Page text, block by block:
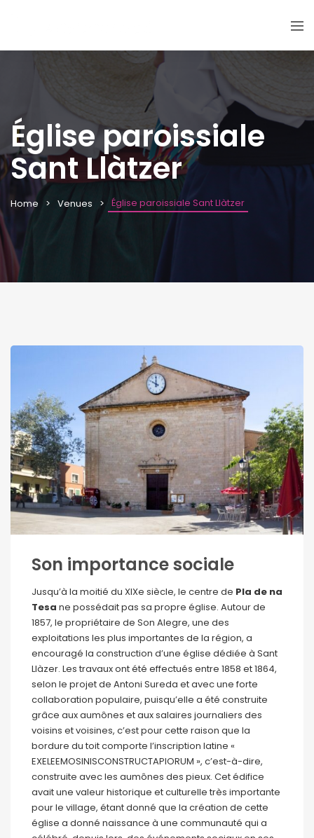
Église paroissiale
Sant Llàtzer
Home Venues Église paroissiale Sant Llàtzer
Son importance sociale
Jusqu’à la moitié du XIXe siècle, le centre de Pla de na
Tesa ne possédait pas sa propre église. Autour de
1857, le propriétaire de Son Alegre, une des
exploitations les plus importantes de la région, a
encouragé la construction d’une église dédiée à Sant
Llàzer. Les travaux ont été effectués entre 1858 et 1864,
selon le projet de Antoni Sureda et avec une forte
collaboration populaire, puisqu’elle a été construite
grâce aux aumônes et aux salaires journaliers des
voisins et voisines, c’est pour cette raison que la
bordure du toit comporte l’inscription latine «
EXELEEMOSINISCONSTRUCTAPIORUM », c’est-à-dire,
construite avec les aumônes des pieux. Cet édifice
avait une valeur historique et culturelle très importante
pour le village, étant donné que la création de cette
église a donné naissance à une communauté qui a